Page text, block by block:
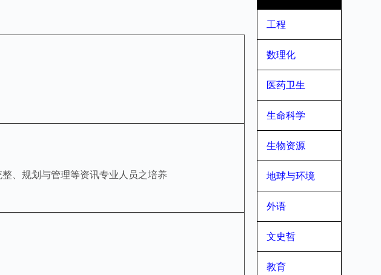
工程
数理化
医药卫生
生命科学
生物资源
地球与环境
外语
文史哲
教育
、规划与管理等资讯专业人员之培养